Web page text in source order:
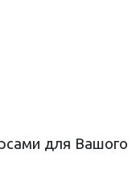
для Вашого